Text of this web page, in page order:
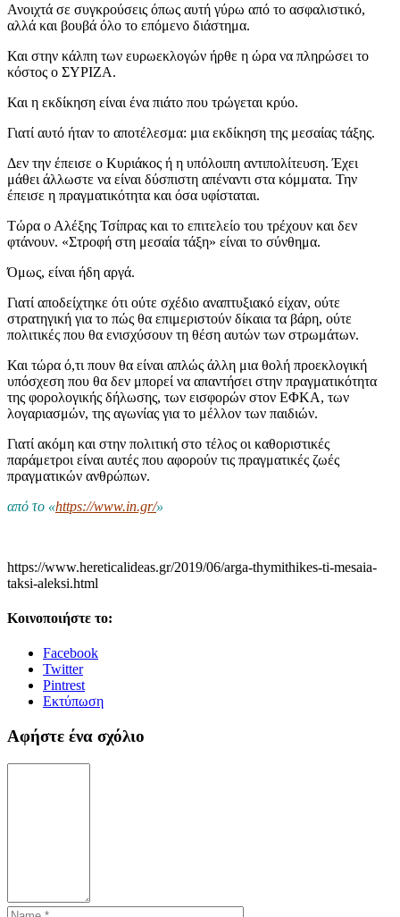
Ανοιχτά σε συγκρούσεις όπως αυτή γύρω από το ασφαλιστικό,
αλλά και βουβά όλο το επόμενο διάστημα.
Και στην κάλπη των ευρωεκλογών ήρθε η ώρα να πληρώσει το
κόστος ο ΣΥΡΙΖΑ.
Και η εκδίκηση είναι ένα πιάτο που τρώγεται κρύο.
Γιατί αυτό ήταν το αποτέλεσμα: μια εκδίκηση της μεσαίας τάξης.
Δεν την έπεισε ο Κυριάκος ή η υπόλοιπη αντιπολίτευση. Έχει
μάθει άλλωστε να είναι δύσπιστη απέναντι στα κόμματα. Την
έπεισε η πραγματικότητα και όσα υφίσταται.
Τώρα ο Αλέξης Τσίπρας και το επιτελείο του τρέχουν και δεν
φτάνουν. «Στροφή στη μεσαία τάξη» είναι το σύνθημα.
Όμως, είναι ήδη αργά.
Γιατί αποδείχτηκε ότι ούτε σχέδιο αναπτυξιακό είχαν, ούτε
στρατηγική για το πώς θα επιμεριστούν δίκαια τα βάρη, ούτε
πολιτικές που θα ενισχύσουν τη θέση αυτών των στρωμάτων.
Και τώρα ό,τι πουν θα είναι απλώς άλλη μια θολή προεκλογική
υπόσχεση που θα δεν μπορεί να απαντήσει στην πραγματικότητα
της φορολογικής δήλωσης, των εισφορών στον ΕΦΚΑ, των
λογαριασμών, της αγωνίας για το μέλλον των παιδιών.
Γιατί ακόμη και στην πολιτική στο τέλος οι καθοριστικές
παράμετροι είναι αυτές που αφορούν τις πραγματικές ζωές
πραγματικών ανθρώπων.
από το «https://www.in.gr/»
https://www.hereticalideas.gr/2019/06/arga-thymithikes-ti-mesaia-
taksi-aleksi.html
Κοινοποιήστε το:
Facebook
Twitter
Pintrest
Εκτύπωση
Αφήστε ένα σχόλιο